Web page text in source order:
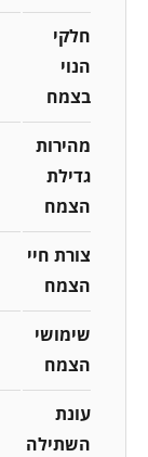
חלקי
הנוי
בצמח
מהירות
גדילת
הצמח
צורת חיי
הצמח
שימושי
הצמח
עונת
השתילה